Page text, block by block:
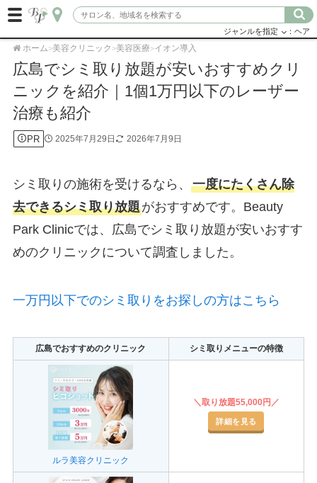
ジャンルを指定 ：ヘア
ホーム>美容クリニック >美容医療>イオン導入
広島でシミ取り放題が安いおすすめクリ
ニックを紹介｜1個1万円以下のレーザー
治療も紹介
PR 2025年7月29日 2026年7月9日
シミ取りの施術を受けるなら、 一度にたくさん除
去できるシミ取り放題がおすすめです。Beauty
Park Clinicでは、広島でシミ取り放題が安いおすす
めのクリニックについて調査しました。
一万円以下でのシミ取りをお探しの方はこちら
広島でおすすめのクリニック シミ取りメニューの特徴
ルラ美容クリニック
＼取り放題55,000円／
詳細を見る